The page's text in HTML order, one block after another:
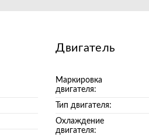
Двигатель
Маркировка
двигателя:
Тип двигателя:
Охлаждение
двигателя: